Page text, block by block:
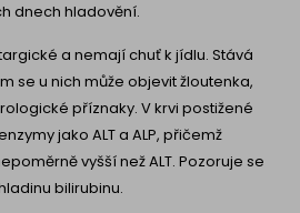
dnech hladovění.
a nemají chuť k jídlu. Stává
se u nich může objevit žloutenka,
příznaky. V krvi postižené
jako ALT a ALP, přičemž
vyšší než ALT. Pozoruje se
bilirubinu.